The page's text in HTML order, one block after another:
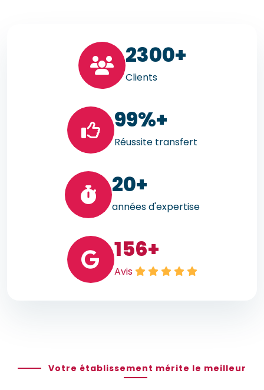
2300+
Clients
99%+
Réussite transfert
20+
années d'expertise
156+
Avis
Votre établissement mérite le meilleur